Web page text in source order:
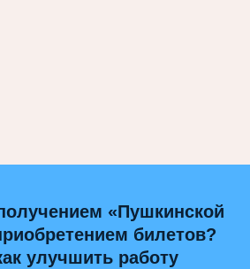
«Пушкинской
билетов?
улучшить работу